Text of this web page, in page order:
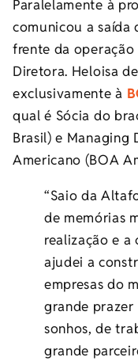
Paralelamente à
comunicou a saída
frente da operação
Diretora. Heloisa
exclusivamente à
qual é Sócia do
Brasil) e Managing
Americano (BOA
“Saio da
de memórias
realização e
ajudei a
empresas do
grande
sonhos, de
grande